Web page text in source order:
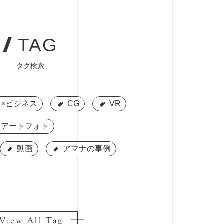
TAG
タグ検索
ビジネス
ビジネス CG
CG VR
VR
アートフォト
アートフォト
動画
動画 アマナの事例
アマナの事例
All Tag
All Tag